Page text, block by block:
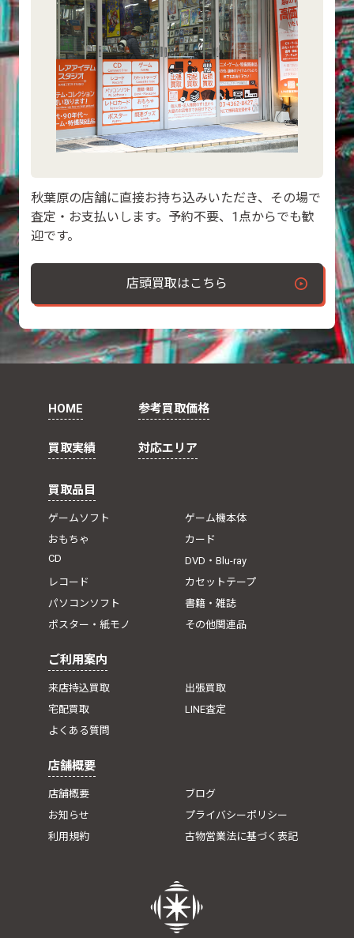
秋葉原の店舗に直接お持ち込みいただき、その場で
査定・お支払いします。予約不要、1点からでも歓
迎です。
店頭買取はこちら
HOME 参考買取価格
買取実績 対応エリア
買取品目
ゲームソフト
ゲーム機本体
おもちゃ
カード
CD
DVD・Blu-ray
レコード
カセットテープ
パソコンソフト
書籍・雑誌
ポスター・紙モノ
その他関連品
ご利用案内
来店持込買取
出張買取
宅配買取
LINE査定
よくある質問
店舗概要
店舗概要
ブログ
お知らせ
プライバシーポリシー
利用規約
古物営業法に基づく表記